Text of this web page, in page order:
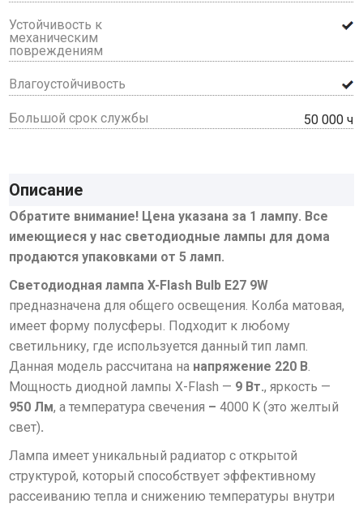
Устойчивость к
механическим
повреждениям
Влагоустойчивость
Большой срок службы 50 000 ч
Описание
Обратите внимание! Цена указана за 1 лампу. Все
имеющиеся у нас светодиодные лампы для дома
продаются упаковками от 5 ламп.
Светодиодная лампа X-Flash Bulb E27 9W
предназначена для общего освещения. Колба матовая,
имеет форму полусферы. Подходит к любому
светильнику, где используется данный тип ламп.
Данная модель рассчитана на напряжение 220 В.
Мощность диодной лампы X-Flash — 9 Вт., яркость —
950 Лм, а температура свечения – 4000 K (это желтый
свет).
Лампа имеет уникальный радиатор с открытой
структурой, который способствует эффективному
рассеиванию тепла и снижению температуры внутри